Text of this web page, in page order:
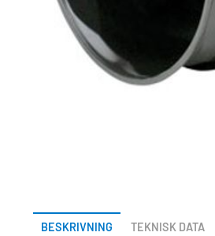
BESKRIVNING TEKNISK DATA